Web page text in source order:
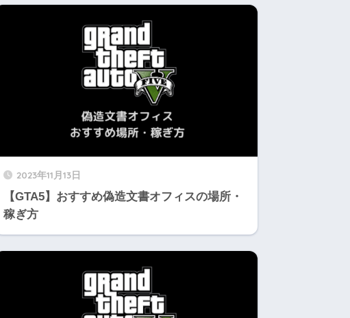
2023年11月13日
【GTA5】おすすめ偽造文書オフィスの場所・
稼ぎ方